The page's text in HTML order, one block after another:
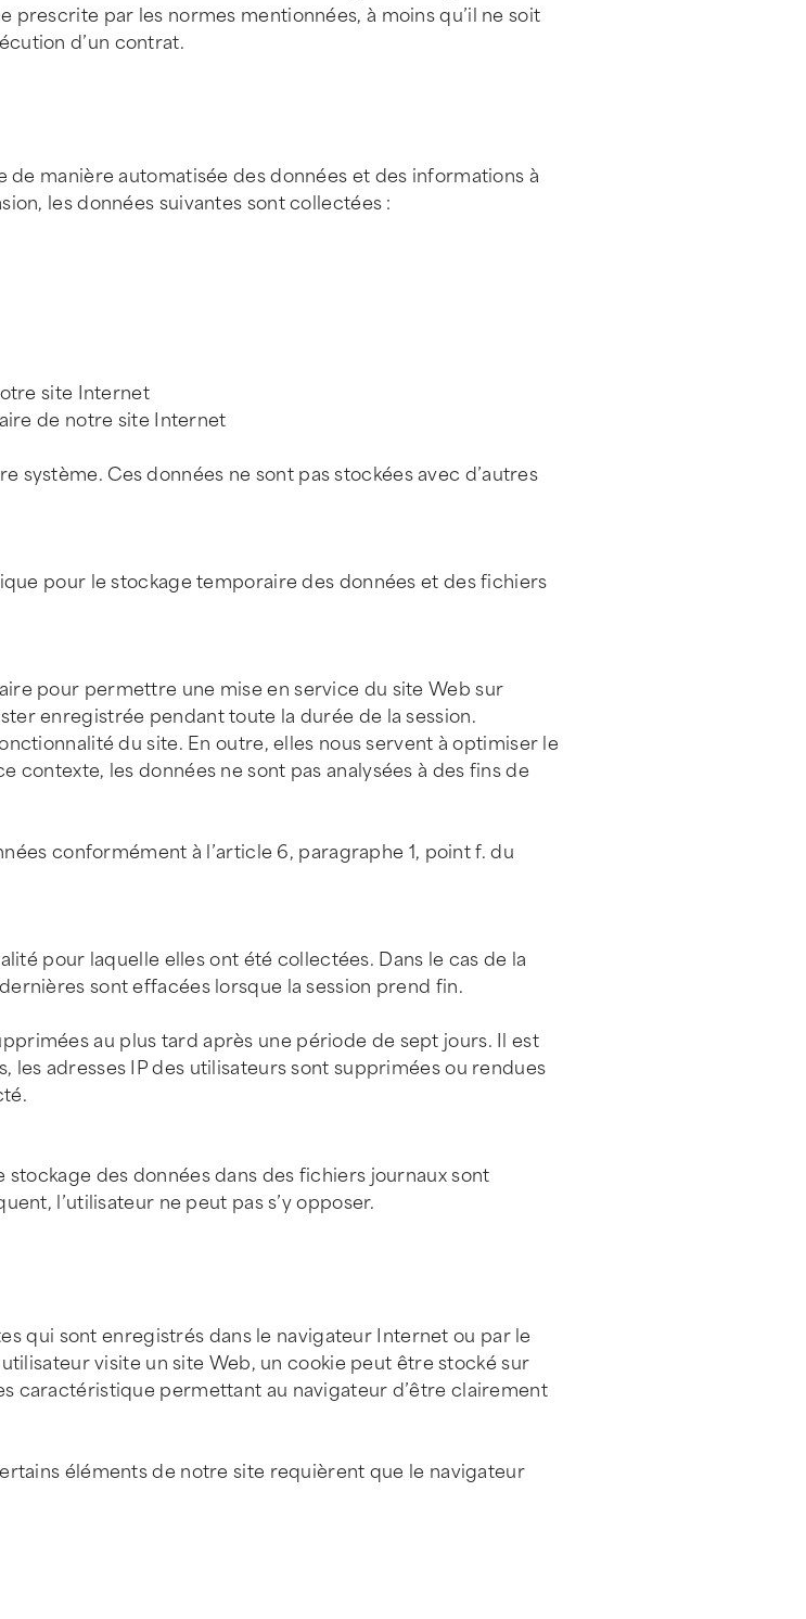
par les normes mentionnées, à moins qu’il ne soit
d’un contrat.
manière automatisée des données et des informations à
les données suivantes sont collectées :
site Internet
de notre site Internet
système. Ces données ne sont pas stockées avec d’autres
pour le stockage temporaire des données et des fichiers
pour permettre une mise en service du site Web sur
enregistrée pendant toute la durée de la session.
du site. En outre, elles nous servent à optimiser le
contexte, les données ne sont pas analysées à des fins de
conformément à l’article 6, paragraphe 1, point f. du
pour laquelle elles ont été collectées. Dans le cas de la
sont effacées lorsque la session prend fin.
au plus tard après une période de sept jours. Il est
adresses IP des utilisateurs sont supprimées ou rendues
des données dans des fichiers journaux sont
l’utilisateur ne peut pas s’y opposer.
qui sont enregistrés dans le navigateur Internet ou par le
visite un site Web, un cookie peut être stocké sur
caractéristique permettant au navigateur d’être clairement
éléments de notre site requièrent que le navigateur